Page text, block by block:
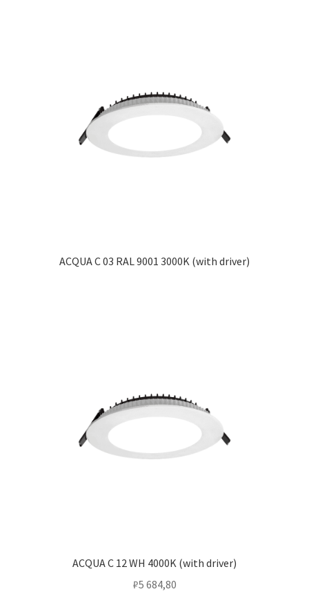
ACQUA C 03 RAL 9001 3000K (with driver)
ACQUA C 12 WH 4000K (with driver)
₽5 684,80